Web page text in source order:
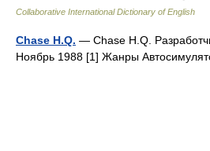
Collaborative International Dictionary of English
Chase H.Q. — Chase H.Q.
Ноябрь 1988 [1] Жанры